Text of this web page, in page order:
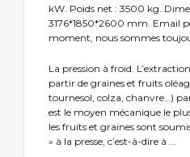
kW. Poids net : 3500 kg.
3176*1850*2600 mm. Email
moment, nous sommes
La pression à froid.
partir de graines et fruits
tournesol, colza, chanvre…)
est le moyen mécanique le
les fruits et graines sont
» à la presse, c’est-à-dire à ...